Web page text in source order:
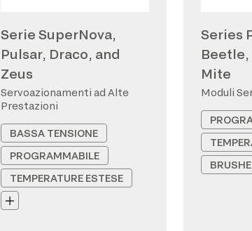
Serie SuperNova,
Pulsar, Draco, and
Zeus
Servoazionamenti ad Alte
Prestazioni
BASSA TENSIONE
PROGRAMMABILE
TEMPERATURE ESTESE
Series
Beetle,
Mite
Moduli